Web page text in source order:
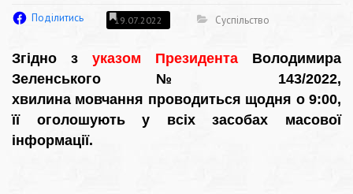
Поділитись 19.07.2022 Суспільство
Згідно з указом Президента Володимира
Зеленського № 143/2022,
хвилина мовчання проводиться щодня о 9:00,
її оголошують у всіх засобах масової
інформації.